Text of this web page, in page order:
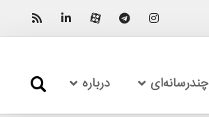
چندرسانه‌ای درباره